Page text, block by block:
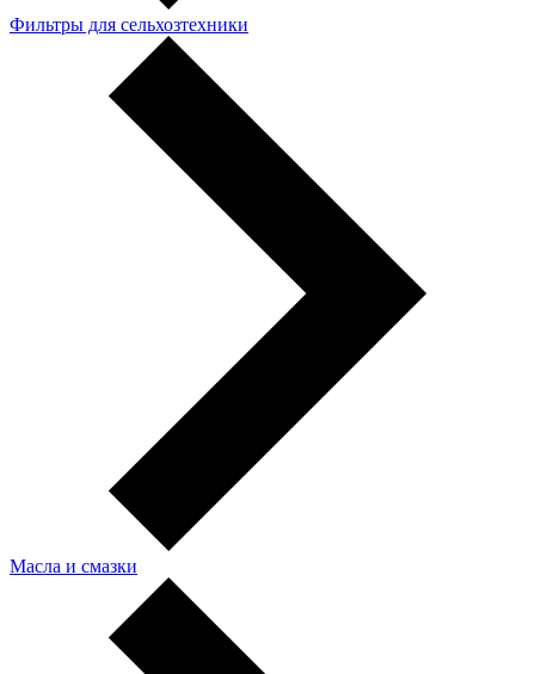
Фильтры для сельхозтехники
Масла и смазки